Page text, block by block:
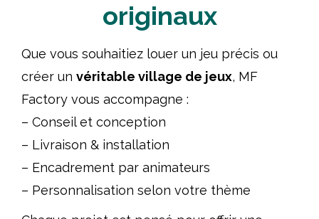
originaux
Que vous souhaitiez louer un jeu précis ou
créer un véritable village de jeux, MF
Factory vous accompagne :
– Conseil et conception
– Livraison & installation
– Encadrement par animateurs
– Personnalisation selon votre thème